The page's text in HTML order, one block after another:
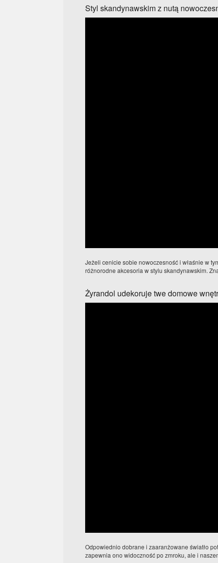
Styl skandynawskim z nutą
Jeżeli cenicie sobie nowoczesność i właśnie w
różnorodne akcesoria w stylu skandynawskim.
Żyrandol udekoruje twe domowe
Odpowiednio dobrane i zaaranżowane światło
zapewnia ono widoczność po zmroku, ale i